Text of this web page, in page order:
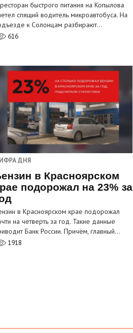
быстрого питания на Копылова
спящий водитель микроавтобуса. На
к Солонцам разбирают…
616
ДНЯ
в Красноярском
подорожал на 23% за
в Красноярском крае подорожал
на четверть за год. Такие данные
Банк России. Причём, главный…
1918